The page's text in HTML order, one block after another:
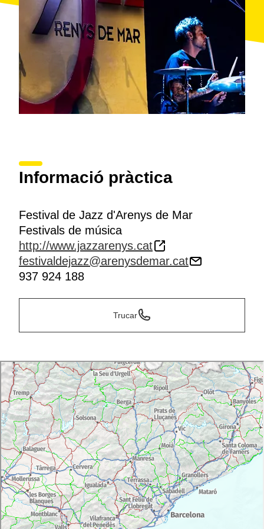
cada any com una de les millors maneres de passar
les nits d'estiu: amb brisa marina, melodies d'ultramar
i músics de la terra.
Informació pràctica
Festival de Jazz d'Arenys de Mar
Festivals de música
http://www.jazzarenys.cat
festivaldejazz@arenysdemar.cat
937 924 188
Trucar